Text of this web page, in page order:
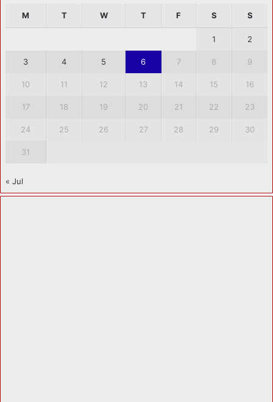
M T W T F S S
1 2
3 4 5 6 7 8 9
10 11 12 13 14 15 16
17 18 19 20 21 22 23
24 25 26 27 28 29 30
31
« Jul